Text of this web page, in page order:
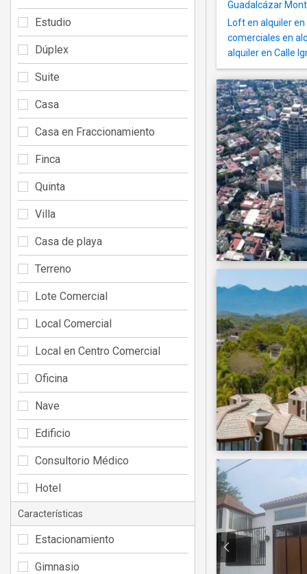
Guadalcázar
Loft en alquiler
comerciales en
alquiler en Calle
Estudio
Dúplex
Suite
Casa
Casa en Fraccionamiento
Finca
Quinta
Villa
Casa de playa
Terreno
Lote Comercial
Local Comercial
Local en Centro Comercial
Oficina
Nave
Edificio
Consultorio Médico
Hotel
Características
Estacionamiento
Gimnasio